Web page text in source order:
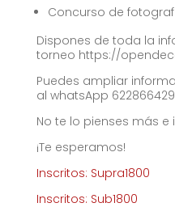
Concurso de
Dispones de toda la
torneo https://
Puedes ampliar
al whatsApp 622866429
No te lo pienses más e
¡Te esperamos!
Inscritos: Supra1800
Inscritos: Sub1800